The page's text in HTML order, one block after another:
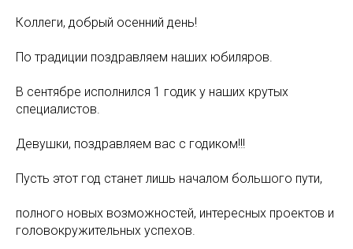
Коллеги, добрый осенний день!
По традиции поздравляем наших юбиляров.
В сентябре исполнился 1 годик у наших крутых
специалистов.
Девушки, поздравляем вас с годиком!!!
Пусть этот год станет лишь началом большого пути,
полного новых возможностей, интересных проектов и
головокружительных успехов.